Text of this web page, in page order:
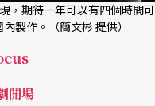
，期待一年可以有四個時間可
製作。（簡文彬 提供）
開場